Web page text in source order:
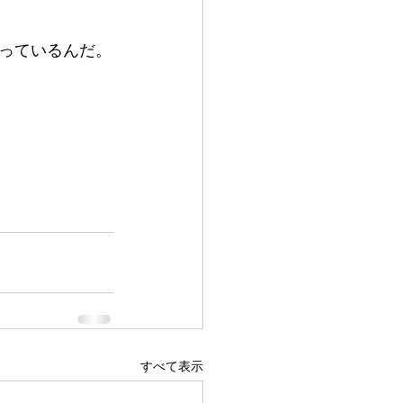
いるんだ。
すべて表示